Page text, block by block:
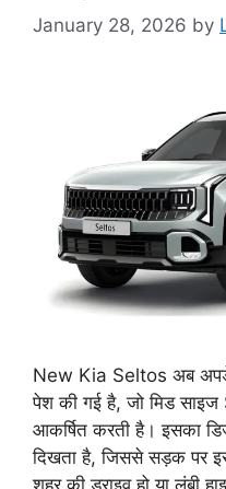
January 28, 2026 by
New Kia Seltos अब
पेश की गई है, जो मिड साइज
आकर्षित करती है। इसका
दिखता है, जिससे सड़क पर
शहर की ड्राइव हो या लंबी